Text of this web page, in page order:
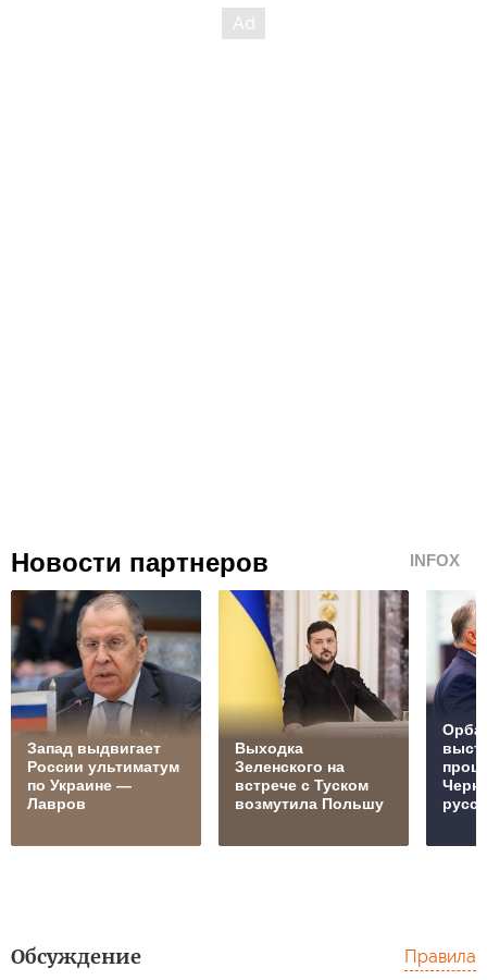
Новости партнеров INFOX
Запад выдвигает
России ультиматум
по Украине —
Лавров
Выходка
Зеленского на
встрече с Туском
возмутила Польшу
Обсуждение Правила